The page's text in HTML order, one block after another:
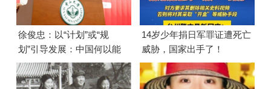
徐俊忠：以“计划”或“规
划”引导发展：中国何以能
够成功
14岁少年捐日军罪证遭死亡
威胁，国家出手了！